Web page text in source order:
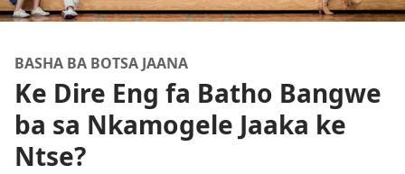
BASHA BA BOTSA JAANA
Ke Dire Eng fa Batho Bangwe
ba sa Nkamogele Jaaka ke
Ntse?